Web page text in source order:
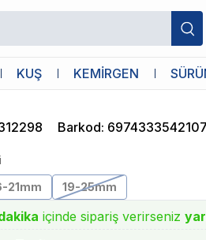
KUŞ KEMİRGEN
Hose Pro Filtre Hortumu
Barkod: 6974333542107
21mm 19-25mm
içinde sipariş verirseniz